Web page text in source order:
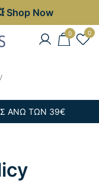
Shop Now
Τσάντες στις
0 0
ΑΝΩ ΤΩΝ 39€